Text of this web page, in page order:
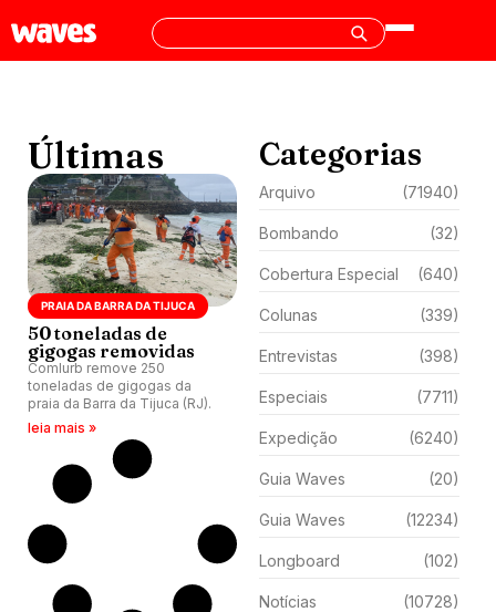
Últimas
PRAIA DA BARRA DA TIJUCA
50 toneladas de
gigogas removidas
Comlurb remove 250
toneladas de gigogas da
praia da Barra da Tijuca (RJ).
leia mais »
Categorias
Arquivo (71940)
Bombando (32)
Cobertura Especial (640)
Colunas (339)
Entrevistas (398)
Especiais (7711)
Expedição (6240)
Guia Waves (20)
Guia Waves (12234)
Longboard (102)
Notícias (10728)